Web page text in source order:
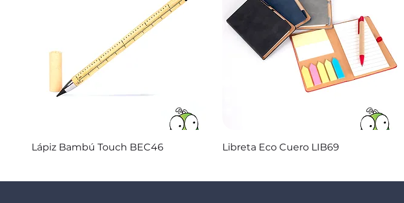
Vista rápida
Lápiz Bambú Touch BEC46 Vista rápida
Libreta Eco Cuero LIB69